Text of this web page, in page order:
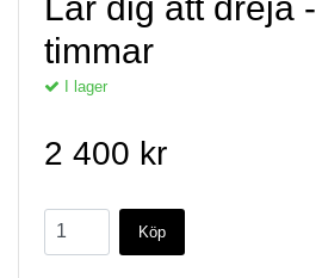
timmar
I lager
2 400 kr